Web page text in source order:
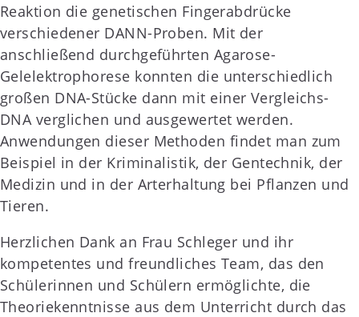
Reaktion die genetischen Fingerabdrücke
verschiedener DANN-Proben. Mit der
anschließend durchgeführten Agarose-
Gelelektrophorese konnten die unterschiedlich
großen DNA-Stücke dann mit einer Vergleichs-
DNA verglichen und ausgewertet werden.
Anwendungen dieser Methoden findet man zum
Beispiel in der Kriminalistik, der Gentechnik, der
Medizin und in der Arterhaltung bei Pflanzen und
Tieren.
Herzlichen Dank an Frau Schleger und ihr
kompetentes und freundliches Team, das den
Schülerinnen und Schülern ermöglichte, die
Theoriekenntnisse aus dem Unterricht durch das